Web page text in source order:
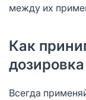
между их
Как
дозировка
Всегда